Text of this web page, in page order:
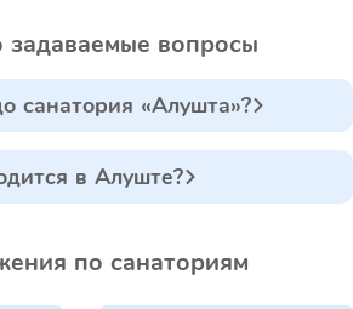
задаваемые вопросы
санатория «Алушта»?
в Алуште?
по санаториям